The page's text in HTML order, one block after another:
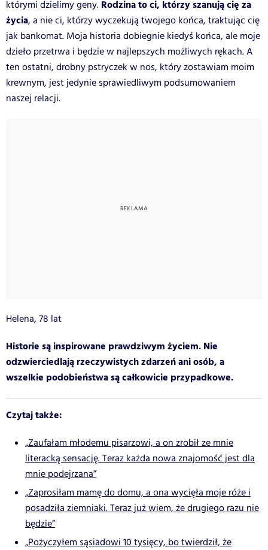
którymi dzielimy geny. Rodzina to ci, którzy szanują cię za
życia, a nie ci, którzy wyczekują twojego końca, traktując cię
jak bankomat. Moja historia dobiegnie kiedyś końca, ale moje
dzieło przetrwa i będzie w najlepszych możliwych rękach. A
ten ostatni, drobny pstryczek w nos, który zostawiam moim
krewnym, jest jedynie sprawiedliwym podsumowaniem
naszej relacji.
Helena, 78 lat
Historie są inspirowane prawdziwym życiem. Nie
odzwierciedlają rzeczywistych zdarzeń ani osób, a
wszelkie podobieństwa są całkowicie przypadkowe.
Czytaj także:
„Zaufałam młodemu pisarzowi, a on zrobił ze mnie
literacką sensację. Teraz każda nowa znajomość jest dla
mnie podejrzana”
„Zaprosiłam mamę do domu, a ona wycięła moje róże i
posadziła ziemniaki. Teraz już wiem, że drugiego razu nie
będzie”
„Pożyczyłem sąsiadowi 10 tysięcy, bo twierdził, że